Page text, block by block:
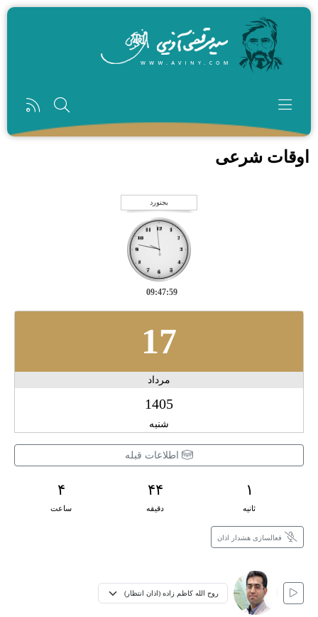
رفتن به محتوای اصلی
اوقات شرعی
بجنورد
09:48:00
17
مرداد
1405
شنبه
۴
ساعت
۴۴
دقیقه
۰
ثانیه
فعالسازی هشدار اذان